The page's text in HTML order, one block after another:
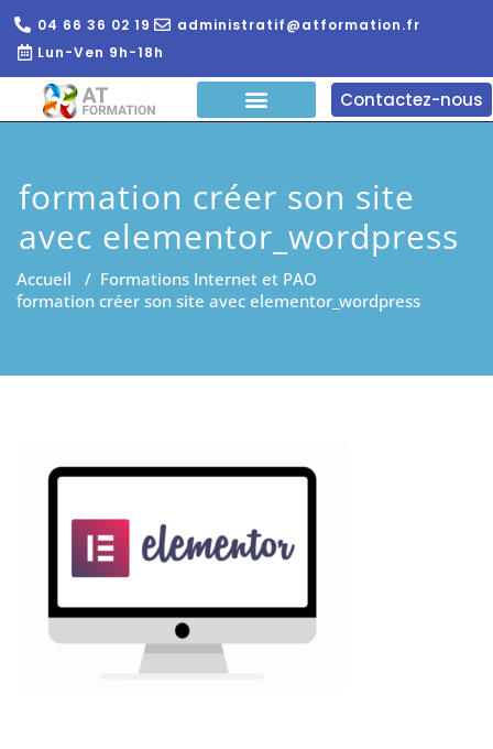
04 66 36 02 19
administratif@atformation.fr
Lun-Ven 9h-18h
Contactez-nous
formation créer son site
avec elementor_wordpress
Accueil / Formations Internet et PAO
formation créer son site avec elementor_wordpress